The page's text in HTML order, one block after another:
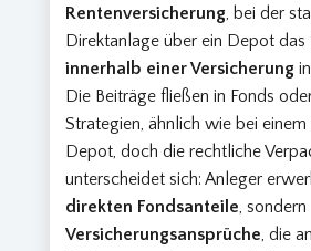
Rentenversicherung, bei der
Direktanlage über ein Depot das
innerhalb einer Versicherung
Die Beiträge fließen in Fonds
Strategien, ähnlich wie bei einem
Depot, doch die rechtliche
unterscheidet sich: Anleger
direkten Fondsanteile, sondern
Versicherungsansprüche, die